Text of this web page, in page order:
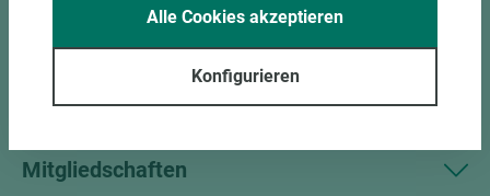
Mitgliedschaften
Konfigurieren
Alle Cookies akzeptieren